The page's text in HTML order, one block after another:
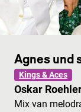
Agnes und
Kings & Aces
Oskar
Mix van